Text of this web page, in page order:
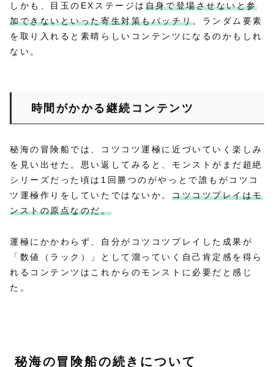
しかも、目玉のEXステージは 自身で登場させないと参
加できないといった寄生対策もバッチリ。ランダム要素
を取り入れると素晴らしいコンテンツになるのかもしれ
ない。
時間がかかる継続コンテンツ
秘海の冒険船では、コツコツ運極に近づいていく楽しみ
を見い出せた。思い返してみると、モンストがまだ超絶
シリーズだった頃は1回勝つのがやっとで誰もがコツコ
ツ運極作りをしていたではないか。 コツコツプレイはモ
ンストの原点なのだ。
運極にかかわらず、自分がコツコツプレイした成果が
「数値（ラック）」として溜っていく自己肯定感を得ら
れるコンテンツはこれからのモンストに必要だと感じ
た。
秘海の冒険船の続きについて